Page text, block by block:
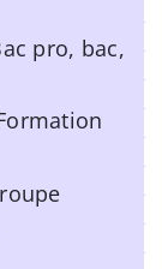
pro, bac,